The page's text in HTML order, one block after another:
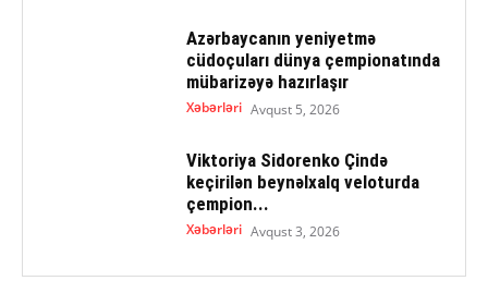
Azərbaycanın yeniyetmə
cüdoçuları dünya çempionatında
mübarizəyə hazırlaşır
Xəbərləri Avqust 5, 2026
Viktoriya Sidorenko Çində
keçirilən beynəlxalq veloturda
çempion...
Xəbərləri Avqust 3, 2026